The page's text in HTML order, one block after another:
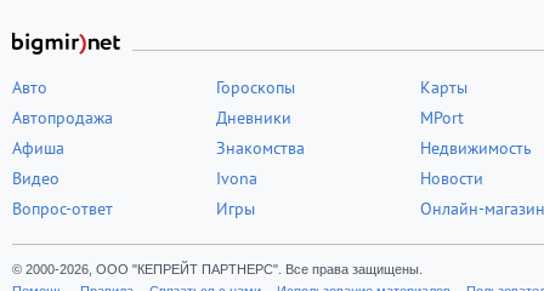
Авто
Автопродажа
Афиша
Видео
Вопрос-ответ
Гороскопы
Дневники
Знакомства
Ivona
Игры
Карты
MPort
Недвижимость
Новости
Онлайн-магазин
© 2000-2026, ООО "КЕПРЕЙТ ПАРТНЕРС". Все права защищены.